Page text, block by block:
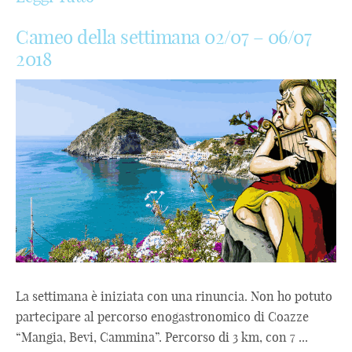
Cameo della settimana 02/07 – 06/07
2018
La settimana è iniziata con una rinuncia. Non ho potuto
partecipare al percorso enogastronomico di Coazze
“Mangia, Bevi, Cammina”. Percorso di 3 km, con 7 ...